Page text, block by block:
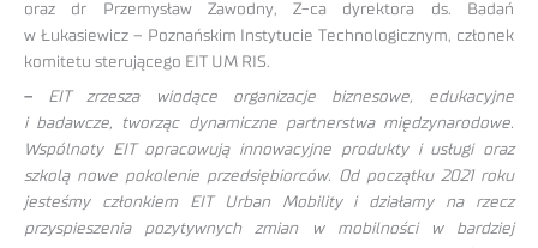
oraz dr Przemysław Zawodny, Z-ca dyrektora ds. Badań
w Łukasiewicz – Poznańskim Instytucie Technologicznym, członek
komitetu sterującego EIT UM RIS.
– EIT zrzesza wiodące organizacje biznesowe, edukacyjne
i badawcze, tworząc dynamiczne partnerstwa międzynarodowe.
Wspólnoty EIT opracowują innowacyjne produkty i usługi oraz
szkolą nowe pokolenie przedsiębiorców. Od początku 2021 roku
jesteśmy członkiem EIT Urban Mobility i działamy na rzecz
przyspieszenia pozytywnych zmian w mobilności w bardziej